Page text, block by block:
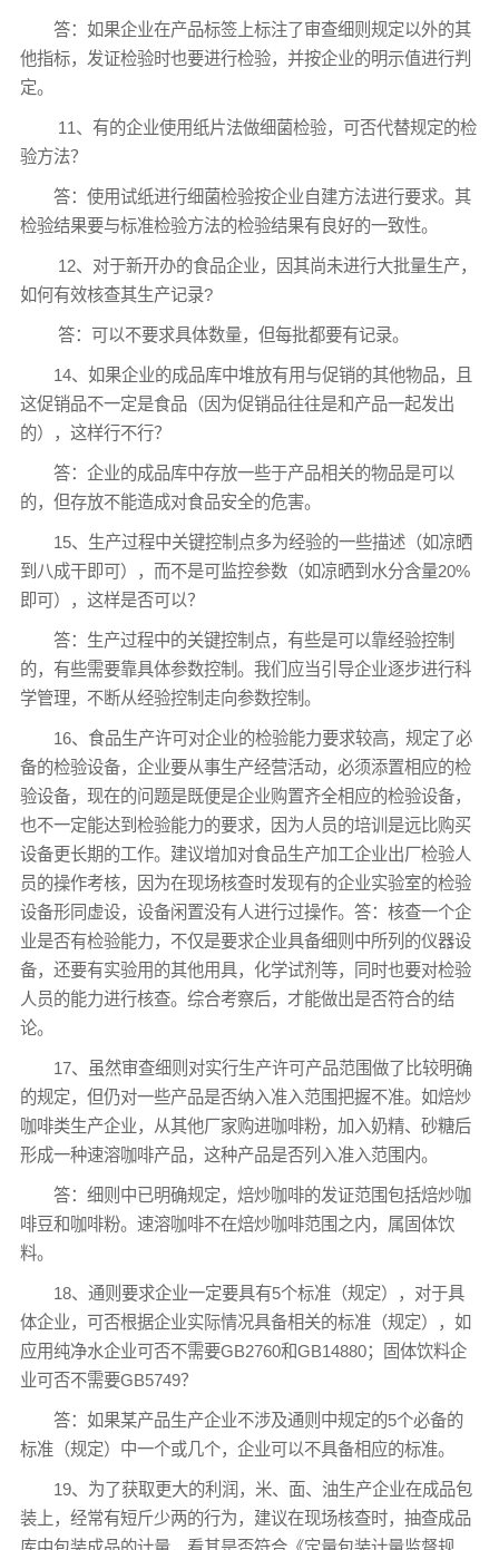
答：如果企业在产品标签上标注了审查细则规定以外的其
他指标，发证检验时也要进行检验，并按企业的明示值进行判
定。
11、有的企业使用纸片法做细菌检验，可否代替规定的检
验方法？
答：使用试纸进行细菌检验按企业自建方法进行要求。其
检验结果要与标准检验方法的检验结果有良好的一致性。
12、对于新开办的食品企业，因其尚未进行大批量生产，
如何有效核查其生产记录?
答：可以不要求具体数量，但每批都要有记录。
14、如果企业的成品库中堆放有用与促销的其他物品，且
这促销品不一定是食品（因为促销品往往是和产品一起发出
的），这样行不行？
答：企业的成品库中存放一些于产品相关的物品是可以
的，但存放不能造成对食品安全的危害。
15、生产过程中关键控制点多为经验的一些描述（如凉晒
到八成干即可），而不是可监控参数（如凉晒到水分含量20%
即可），这样是否可以？
答：生产过程中的关键控制点，有些是可以靠经验控制
的，有些需要靠具体参数控制。我们应当引导企业逐步进行科
学管理，不断从经验控制走向参数控制。
16、食品生产许可对企业的检验能力要求较高，规定了必
备的检验设备，企业要从事生产经营活动，必须添置相应的检
验设备，现在的问题是既便是企业购置齐全相应的检验设备，
也不一定能达到检验能力的要求，因为人员的培训是远比购买
设备更长期的工作。建议增加对食品生产加工企业出厂检验人
员的操作考核，因为在现场核查时发现有的企业实验室的检验
设备形同虚设，设备闲置没有人进行过操作。答：核查一个企
业是否有检验能力，不仅是要求企业具备细则中所列的仪器设
备，还要有实验用的其他用具，化学试剂等，同时也要对检验
人员的能力进行核查。综合考察后，才能做出是否符合的结
论。
17、虽然审查细则对实行生产许可产品范围做了比较明确
的规定，但仍对一些产品是否纳入准入范围把握不准。如焙炒
咖啡类生产企业，从其他厂家购进咖啡粉，加入奶精、砂糖后
形成一种速溶咖啡产品，这种产品是否列入准入范围内。
答：细则中已明确规定，焙炒咖啡的发证范围包括焙炒咖
啡豆和咖啡粉。速溶咖啡不在焙炒咖啡范围之内，属固体饮
料。
18、通则要求企业一定要具有5个标准（规定），对于具
体企业，可否根据企业实际情况具备相关的标准（规定），如
应用纯净水企业可否不需要GB2760和GB14880；固体饮料企
业可否不需要GB5749？
答：如果某产品生产企业不涉及通则中规定的5个必备的
标准（规定）中一个或几个，企业可以不具备相应的标准。
19、为了获取更大的利润，米、面、油生产企业在成品包
装上，经常有短斤少两的行为，建议在现场核查时，抽查成品